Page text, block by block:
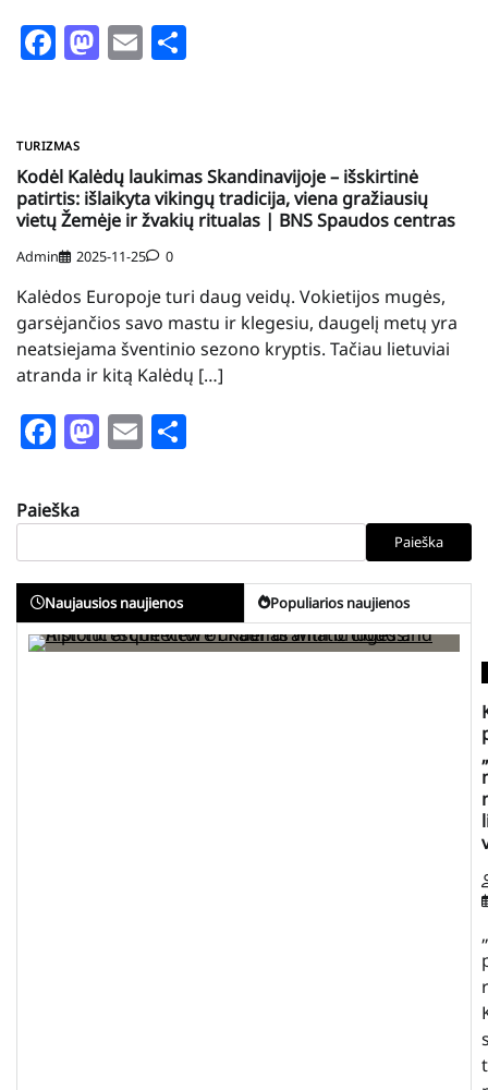
Facebook
Mastodon
Email
TURIZMAS
Kodėl Kalėdų laukimas Skandinavijoje – išskirtinė
patirtis: išlaikyta vikingų tradicija, viena gražiausių
vietų Žemėje ir žvakių ritualas | BNS Spaudos centras
Admin 2025-11-25 0
Kalėdos Europoje turi daug veidų. Vokietijos mugės,
garsėjančios savo mastu ir klegesiu, daugelį metų yra
neatsiejama šventinio sezono kryptis. Tačiau lietuviai
atranda ir kitą Kalėdų […]
Facebook
Mastodon
Email
Paieška
Paieška
Naujausios naujienos Populiarios naujienos